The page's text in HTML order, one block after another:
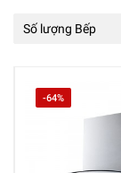
Số lượng Bếp
-64%